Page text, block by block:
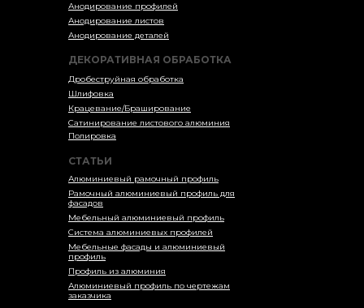
Анодирование профилей
Анодирование листов
Анодирование деталей
СТАТЬИ
Алюминиевый рамочный профиль
Система алюминиевых профилей
Профиль из алюминия
Алюминиевый профиль по чертежам
заказчика
Мебельные фасады и алюминиевый
профиль
Мебельный алюминиевый профиль
Рамочный алюминиевый профиль для
фасадов
ДЕКОРАТИВНАЯ ОБРАБОТКА
Дробеструйная обработка
Шлифовка
Сатинирование листового алюминия
Крацевание/Браширование
Полировка